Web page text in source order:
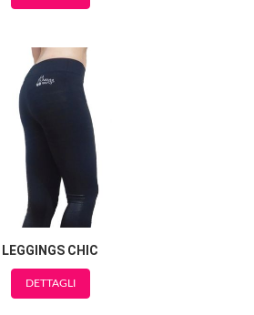
LEGGINGS CHIC
DETTAGLI